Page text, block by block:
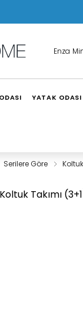
Enza
YATAK ODASI
Serilere Göre